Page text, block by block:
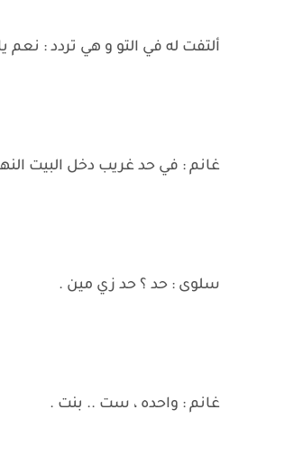
ألتفت له في التو و هي تردد : نعم
غانم : في حد غريب دخل البيت
سلوى : حد ؟ حد زي مين .
غانم : واحده ، ست .. بنت .